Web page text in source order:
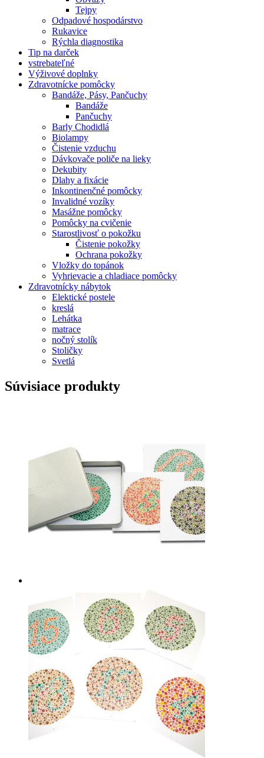
Tejpy
Odpadové hospodárstvo
Rukavice
Rýchla diagnostika
Tip na darček
vstrebateľné
Výživové doplnky
Zdravotnícke pomôcky
Bandáže, Pásy, Pančuchy
Bandáže
Pančuchy
Barly Chodidlá
Biolampy
Čistenie vzduchu
Dávkovače poliče na lieky
Dekubity
Dlahy a fixácie
Inkontinenčné pomôcky
Invalidné vozíky
Masážne pomôcky
Pomôcky na cvičenie
Starostlivosť o pokožku
Čistenie pokožky
Ochrana pokožky
Vložky do topánok
Vyhrievacie a chladiace pomôcky
Zdravotnícky nábytok
Elektické postele
kreslá
Lehátka
matrace
nočný stolík
Stoličky
Svetlá
Súvisiace produkty